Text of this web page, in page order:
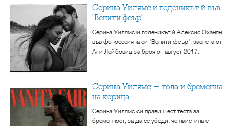
Серина Уилямс и годеникът й във
"Венити феър"
Серина Уилямс и годеникът й Алексис Оханян
във фотосесията си "Венити феър", заснета от
Ани Лейбовиц за броя от август 2017.
Серина Уилямс - гола и бременна
на корица
Серина Уилямс си прави шест теста за
бременност, за да се убеди, че наистина е